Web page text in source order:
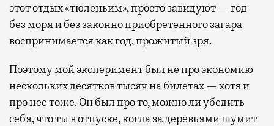
этот отдых «тюленьим», просто завидуют — год
без моря и без законно приобретенного загара
воспринимается как год, прожитый зря.
Поэтому мой эксперимент был не про экономию
нескольких десятков тысяч на билетах — хотя и
про нее тоже. Он был про то, можно ли убедить
себя, что ты в отпуске, когда за деревьями шумит